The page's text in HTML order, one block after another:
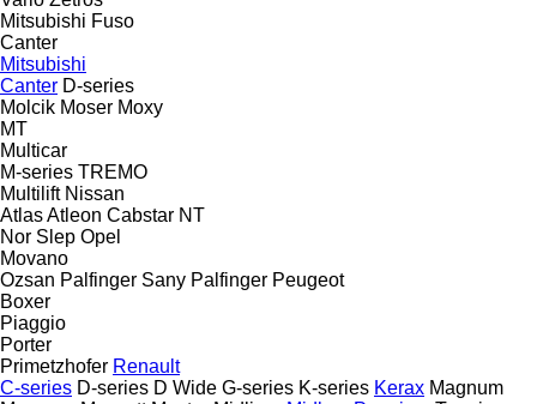
Mitsubishi Fuso
Canter
Mitsubishi
Canter D-series
Molcik Moser Moxy
MT
Multicar
M-series TREMO
Multilift Nissan
AtlasAtleon Cabstar NT
Nor Slep Opel
Movano
Ozsan Palfinger Sany Palfinger Peugeot
Boxer
Piaggio
Porter
Primetzhofer Renault
C-series D-series D Wide G-series K-series Kerax Magnum